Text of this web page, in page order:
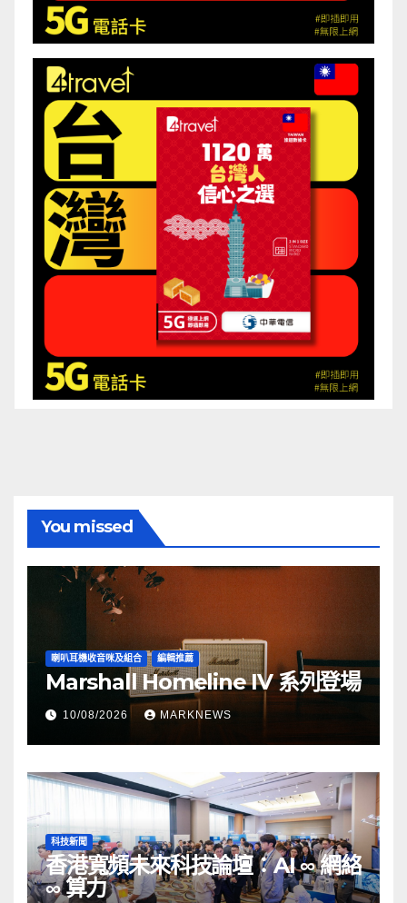
You missed
喇叭耳機收音咪及組合 編輯推薦
Marshall Homeline IV 系列登場
10/08/2026 MARKNEWS
科技新聞
香港寬頻未來科技論壇：AI ∞ 網絡
∞ 算力